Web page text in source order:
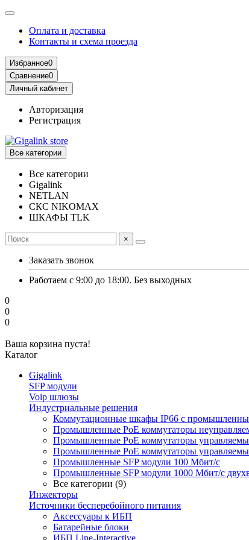
Оплата и доставка
Контакты и схема проезда
Избранное0
Сравнение0
Личный кабинет
Авторизация
Регистрация
Все категории
Все категории
Gigalink
NETLAN
СКС NIKOMAX
ШКАФЫ TLK
×
Заказать звонок
Работаем с 9:00 до 18:00. Без выходных
0
0
0
Ваша корзина пуста!
Каталог
Gigalink
SFP модули
Voip шлюзы
Индустриальные решения
Коммутационные шкафы IP66 c
Промышленные PoE коммутаторы
Промышленные PoE коммутаторы
Промышленные PoE коммутаторы
Промышленные SFP модули 100 Мбит/c
Промышленные SFP модули 1000 Мбит/c
Все категории (9)
Инжекторы
Источники бесперебойного питания
Аксессуары к ИБП
Батарейные блоки
ИБП Line-Interactive